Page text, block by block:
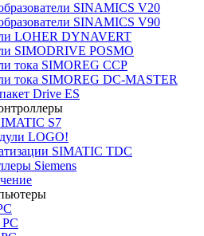
SINAMICS V20
SINAMICS V90
LOHER DYNAVERT
SIMODRIVE POSMO
тока SIMOREG CCP
тока SIMOREG DC-MASTER
Drive ES
S7
LOGO!
SIMATIC TDC
Siemens
PС